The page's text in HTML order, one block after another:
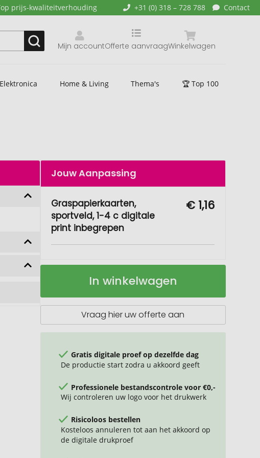
prijs-kwaliteitverhouding +31 (0) 318 – 728 788 Contact
Mijn account Winkelwagen
Offerte aanvraag
Elektronica Home & Living Thema's 🏆 Top 100
Jouw Aanpassing
Graspapierkaarten,
sportveld, 1-4 c digitale
print inbegrepen
€ 1,16
Gras
sportveld
Op
In winkelwagen
Vraag hier uw offerte aan
Gratis digitale proef op dezelfde dag
De productie start zodra u akkoord geeft
Professionele bestandscontrole voor €0,-
Wij controleren uw logo voor het drukwerk
Risicoloos bestellen
Kosteloos annuleren tot aan het akkoord op
de digitale drukproef